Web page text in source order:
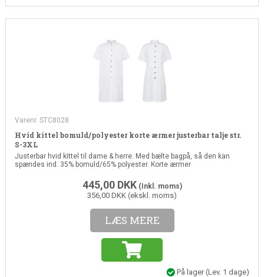
Varenr. STC8028
Hvid kittel bomuld/polyester korte ærmer justerbar talje str.
S-3XL
Justerbar hvid kittel til dame & herre. Med bælte bagpå, så den kan
spændes ind. 35% bomuld/65% polyester. Korte ærmer
445,00 DKK(Inkl. moms)
356,00 DKK (ekskl. moms)
LÆS MERE
På lager(Lev. 1 dage)